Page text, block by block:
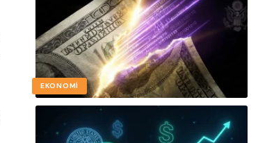
EKONOMI